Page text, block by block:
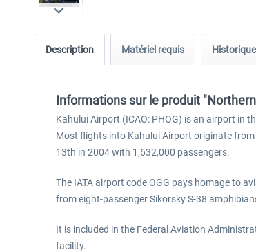
Description Matériel requis
Informations sur le produit
Kahului Airport (ICAO: PHOG) is an airport in
Most flights into Kahului Airport originate
13th in 2004 with 1,632,000 passengers.
The IATA airport code OGG pays homage to
from eight-passenger Sikorsky S-38
It is included in the Federal Aviation
facility.